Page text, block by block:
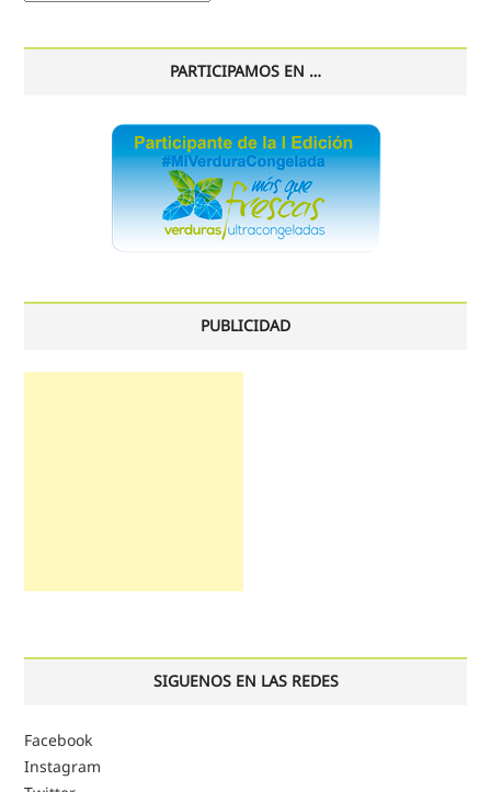
PARTICIPAMOS EN …
PUBLICIDAD
SIGUENOS EN LAS REDES
Facebook
Instagram